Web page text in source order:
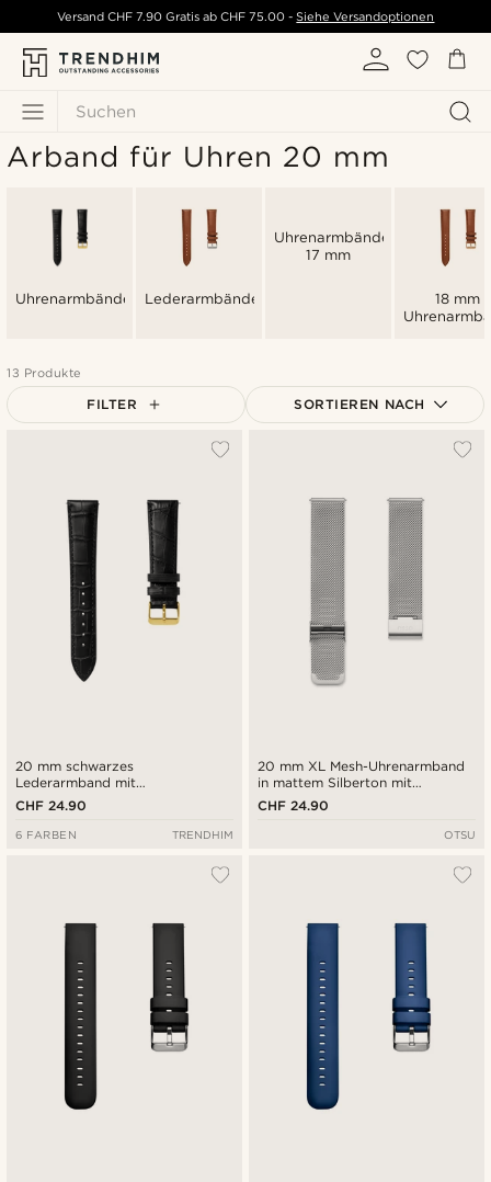
Suchen
Versand CHF 7.90 Gratis ab CHF 75.00 - Siehe Versandoptionen
Arband für Uhren 20 mm
Uhrenarmbänder Lederarmbänder
Uhrenarmbänder
17 mm
18 mm
13 Produkte
FILTER SORTIEREN NACH
Niedrigster Preis
Höchster Preis
20 mm schwarzes
Lederarmband mit
Krokodilprägung, goldfarbener
Schnalle und Schnellverschluss
CHF 24.90
6 FARBEN TRENDHIM
20 mm XL Mesh-Uhrenarmband
in mattem Silberton mit
Schnellverschluss
CHF 24.90
OTSU